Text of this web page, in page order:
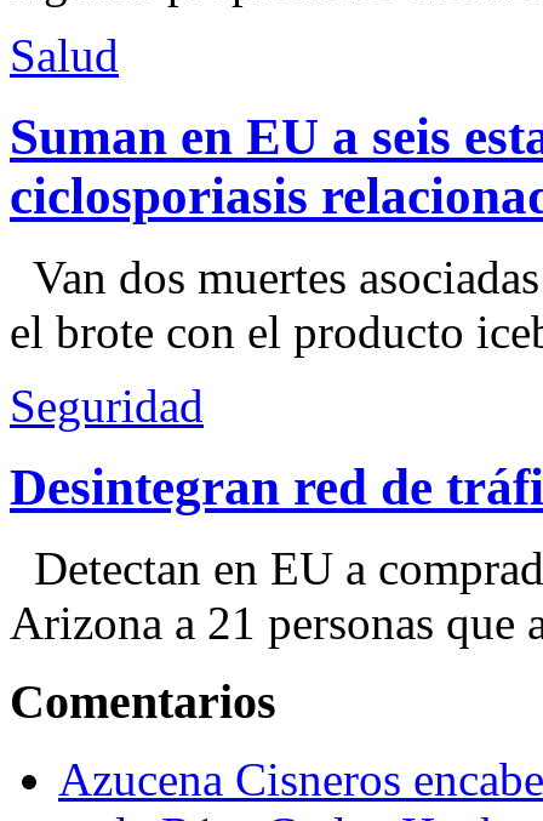
Salud
Suman en EU a seis
ciclosporiasis
Van dos muertes
el brote con el producto
Seguridad
Desintegran red de
Detectan en EU a
Arizona a 21 personas que
Comentarios
Azucena Cisneros